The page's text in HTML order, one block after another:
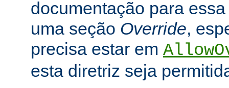
documentação para
uma seção Override,
precisa estar em
esta diretriz seja